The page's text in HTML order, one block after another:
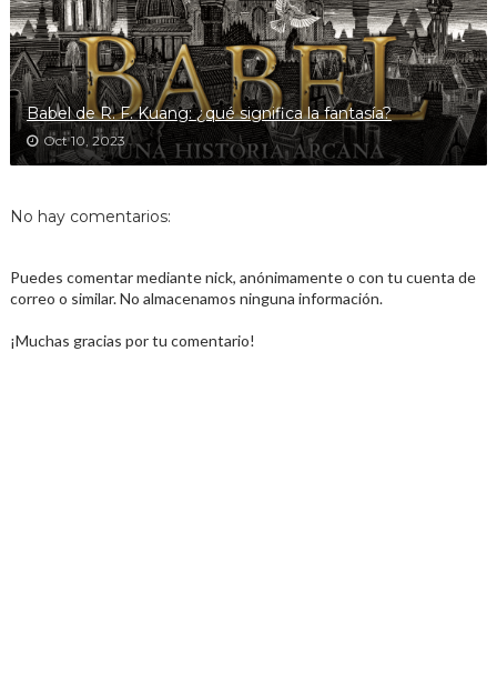
Babel de R. F. Kuang: ¿qué significa la fantasía?
Oct 10, 2023
No hay comentarios:
Puedes comentar mediante nick, anónimamente o con tu cuenta de
correo o similar. No almacenamos ninguna información.
¡Muchas gracias por tu comentario!